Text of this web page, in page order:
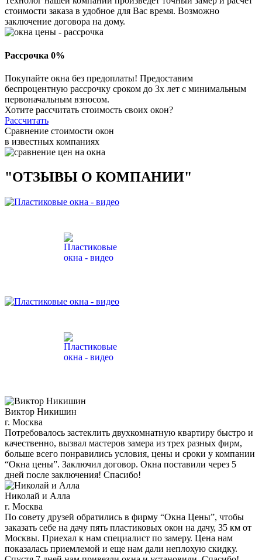
стоимости заказа в удобное для Вас время. Возможно
заключение договора на дому.
Рассрочка 0%
Покупайте окна без предоплаты! Предоставим
беспроцентную рассрочку сроком до 3х лет с минимальным
первоначальным взносом.
Хотите рассчитать стоимость своих окон?
Рассчитать
Сравнение стоимости окон
в известных компаниях
"ОТЗЫВЫ О КОМПАНИИ"
Виктор Никишин
г. Москва
Потребовалось застеклить двухкомнатную квартиру быстро и
качественно, вызвал мастеров замера из трех разных фирм,
больше всего понравились условия, цены и сроки у компании
“Окна цены”. Заключил договор. Окна поставили через 5
дней после заключения! Спасибо!
Николай и Алла
г. Москва
По совету друзей обратились в фирму “Окна Цены”, чтобы
заказать себе на дачу пять пластиковых окон на дачу, 35 км от
Москвы. Приехал к нам специалист по замеру. Цена нам
показалась приемлемой и еще нам дали неплохую скидку.